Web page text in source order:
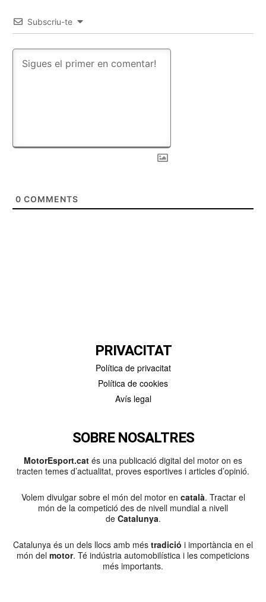
Subscriu-te
0 COMMENTS
PRIVACITAT
Política de privacitat
Política de cookies
Avís legal
SOBRE NOSALTRES
MotorEsport.cat és una publicació digital del motor on es
tracten temes d’actualitat, proves esportives i articles d’opinió.
Volem divulgar sobre el món del motor en català. Tractar el
món de la competició des de nivell mundial a nivell
de Catalunya.
Catalunya és un dels llocs amb més tradició i importància en el
món del motor. Té indústria automobilística i les competicions
més importants.